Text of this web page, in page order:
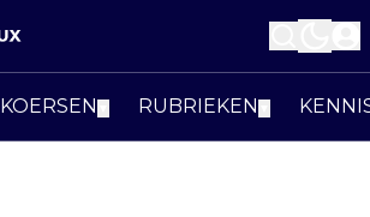
KOERSEN RUBRIEKEN